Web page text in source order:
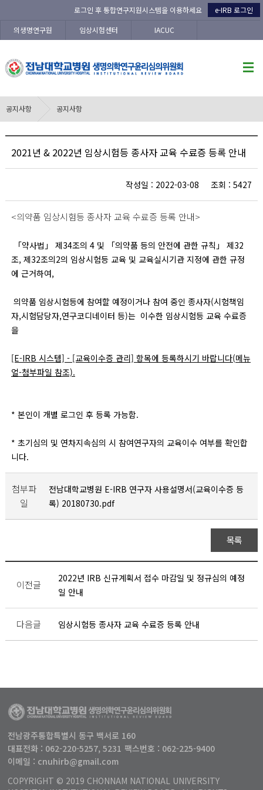
의생명연구원 임상시험센터 IACUC
로그인 후 통합연구지원시스템을 이용하세요 e-IRB 로그인
공지사항 공지사항
2021년 & 2022년 임상시험등 종사자 교육 수료증 등록 안내
작성일 : 2022-03-08 조회 : 5427
<의약품 임상시험등 종사자 교육 수료증 등록 안내>
「약사법」 제34조의 4 및 「의약품 등의 안전에 관한 규칙」 제32
조, 제32조의2의 임상시험등 교육 및 교육실시기관 지정에 관한 규정
에 근거하여,
의약품 임상시험등에 참여할 예정이거나 참여 중인 종사자(시험책임
자,시험담당자,연구코디네이터 등)는 이수한 임상시험등 교육 수료증
을
[E-IRB 시스템] - [교육이수증 관리] 항목에 등록하시기 바랍니다(메뉴
얼-첨부파일 참조).
* 본인이 개별 로그인 후 등록 가능함.
* 초기심의 및 연차지속심의 시 참여연구자의 교육이수 여부를 확인합
니다.
첨부파
일
전남대학교병원 E-IRB 연구자 사용설명서(교육이수증 등
록) 20180730.pdf
목록
이전글
2022년 IRB 신규계획서 접수 마감일 및 정규심의 예정
일 안내
다음글 임상시험등 종사자 교육 수료증 등록 안내
전남광주통합특별시 동구 백서로 160
대표전화 : 062-220-5257, 5231 팩스번호 : 062-225-9400
이메일 : cnuhirb@gmail.com
COPYRIGHT © 2019 CHONNAM NATIONAL UNIVERSITY